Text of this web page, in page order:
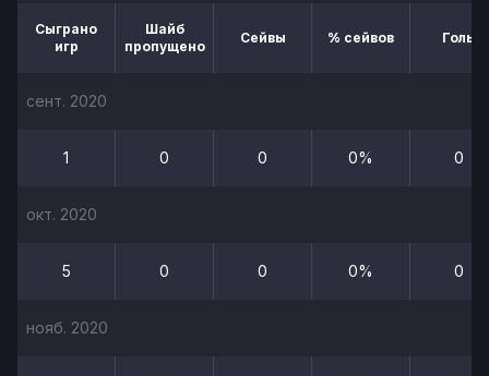
Сыграно
игр
Шайб
пропущено
Сейвы % сейвов Голы
сент. 2020
1 0 0 0% 0
окт. 2020
5 0 0 0% 0
нояб. 2020